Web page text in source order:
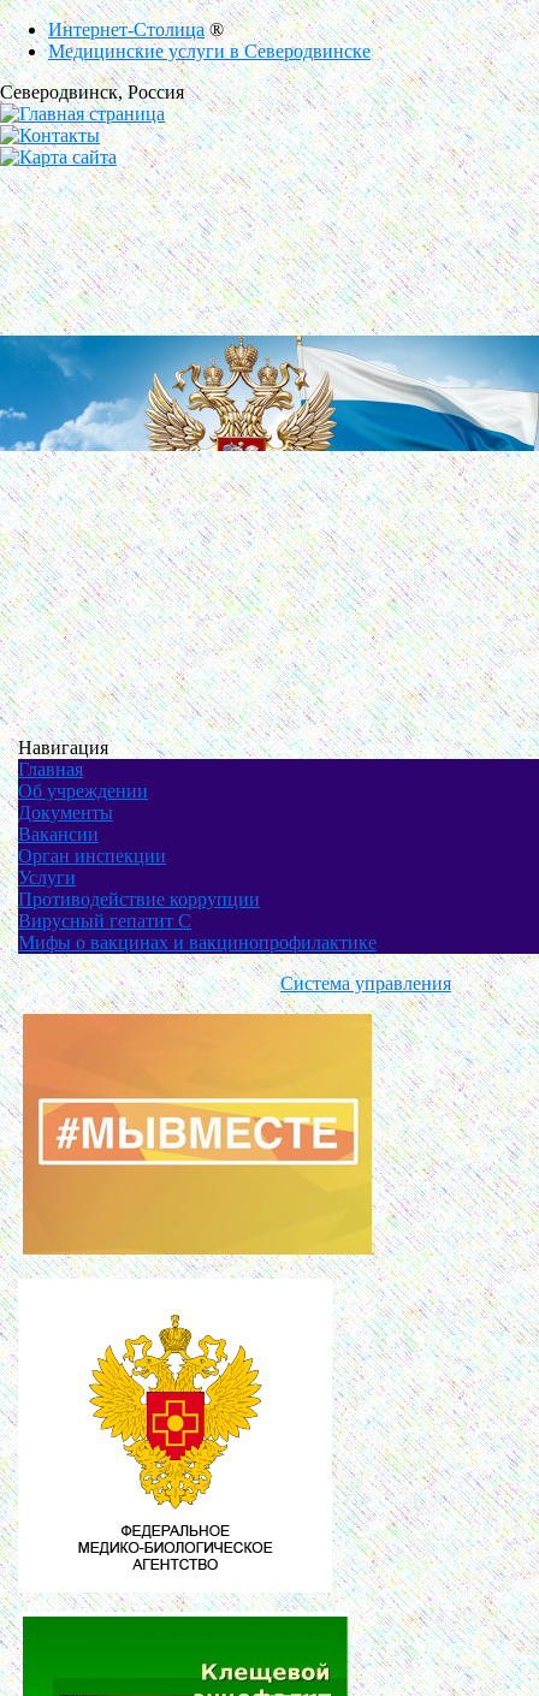
Интернет-Столица®
Медицинские услуги в Северодвинске
Северодвинск, Россия
Навигация
Главная
Об учреждении
Документы
Вакансии
Орган инспекции
Услуги
Противодействие коррупции
Вирусный гепатит С
Мифы о вакцинах и вакцинопрофилактике
Система управления